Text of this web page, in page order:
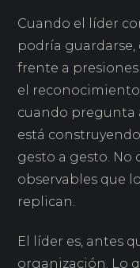
Cuando el líder
podría
frente a
el
cuando pregunta
está
gesto a gesto. No
observables que
replican.
El líder es, antes
organización. Lo